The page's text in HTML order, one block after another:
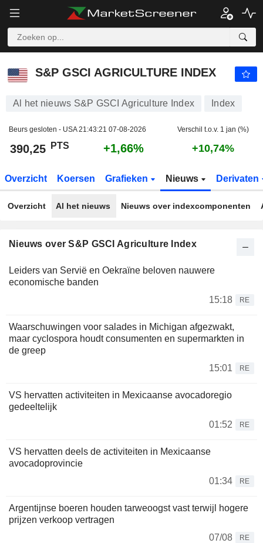
S&P GSCI AGRICULTURE INDEX
Al het nieuws S&P GSCI Agriculture Index Index
Beurs gesloten - USA21:43:21 07-08-2026 Verschil t.o.v. 1 jan (%)
390,25 PTS +1,66% +10,74%
Overzicht Koersen Grafieken Nieuws Derivaten
Overzicht Al het nieuws Nieuws over indexcomponenten
Nieuws over S&P GSCI Agriculture Index
Leiders van Servië en Oekraïne beloven nauwere
economische banden
15:18
RE
Waarschuwingen voor salades in Michigan afgezwakt,
maar cyclospora houdt consumenten en supermarkten in
de greep
15:01
RE
VS hervatten activiteiten in Mexicaanse avocadoregio
gedeeltelijk
01:52
RE
VS hervatten deels de activiteiten in Mexicaanse
avocadoprovincie
01:34
RE
Argentijnse boeren houden tarweoogst vast terwijl hogere
prijzen verkoop vertragen
07/08
RE